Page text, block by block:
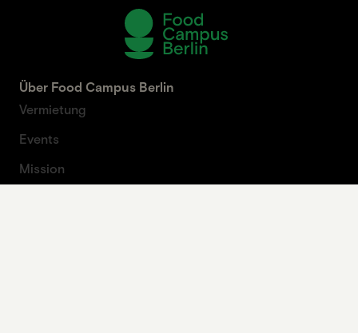
Über Food Campus Berlin
Vermietung
Events
Mission